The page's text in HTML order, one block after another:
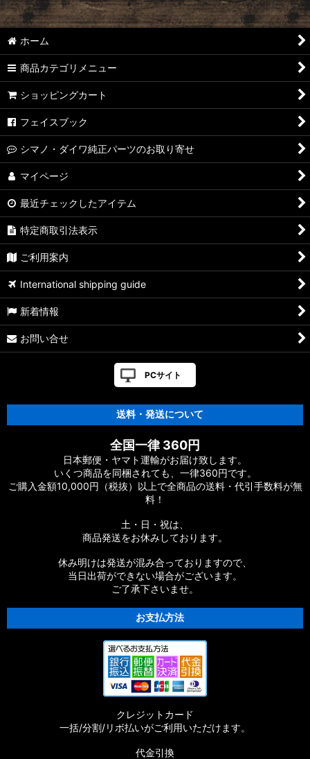
ホーム
商品カテゴリメニュー
ショッピングカート
フェイスブック
シマノ・ダイワ純正パーツのお取り寄せ
マイページ
最近チェックしたアイテム
特定商取引法表示
ご利用案内
International shipping guide
新着情報
お問い合せ
PCサイト
送料・発送について
全国一律 360円
日本郵便・ヤマト運輸がお届け致します。
いくつ商品を同梱されても、一律360円です。
ご購入金額10,000円（税抜）以上で全商品の送料・代引手数料が無
料！
土・日・祝は、
商品発送をお休みしております。
休み明けは発送が混み合っておりますので、
当日出荷ができない場合がございます。
ご了承下さいませ。
お支払方法
クレジットカード
一括/分割/リボ払いがご利用いただけます。
代金引換